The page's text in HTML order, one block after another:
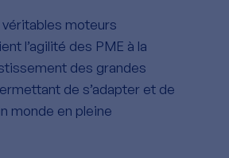
moteurs
l’agilité des PME à la
des grandes
de s’adapter et de
monde en pleine